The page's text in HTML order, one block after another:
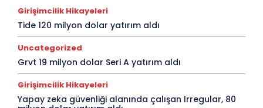
Girişimcilik Hikayeleri
Tide 120 milyon dolar yatırım aldı
Uncategorized
Grvt 19 milyon dolar Seri A yatırım aldı
Girişimcilik Hikayeleri
Yapay zeka güvenliği alanında çalışan Irregular, 80